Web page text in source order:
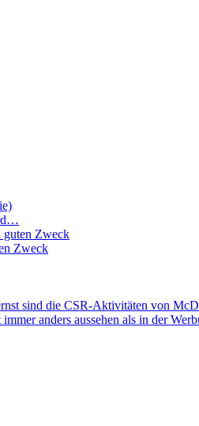
guten Zweck
Zweck
sind die CSR-Aktivitäten von
anders aussehen als in der